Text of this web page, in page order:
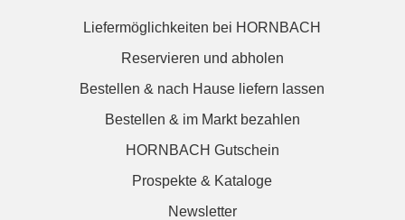
Liefermöglichkeiten bei HORNBACH
Reservieren und abholen
Bestellen & nach Hause liefern lassen
Bestellen & im Markt bezahlen
HORNBACH Gutschein
Prospekte & Kataloge
Newsletter